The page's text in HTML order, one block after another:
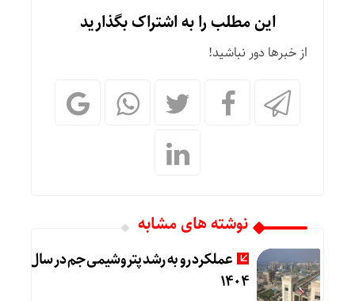
این مطلب را به اشتراک بگذارید
از خبرها دور نباشید!
نوشته های مشابه
عملکرد رو به رشد پتروشیمی جم در سال
۱۴۰۴